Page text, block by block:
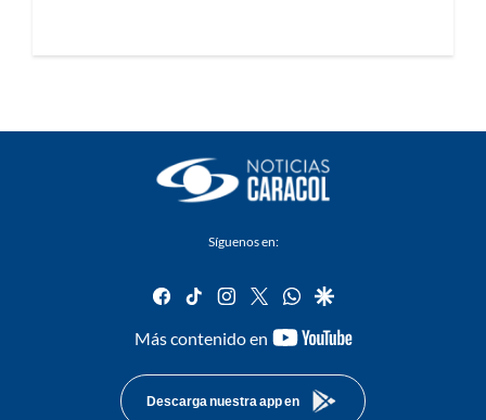
Síguenos en:
facebook
tiktok instagram
twitterwhatsapp
google
Más contenido en
youtube-
Descarga nuestra app en